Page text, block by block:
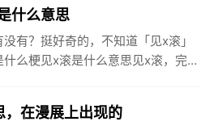
什么意思
有？挺好奇的，不知道「见x滚」
么梗见x滚是什么意思见x滚，完整
在漫展上出现的